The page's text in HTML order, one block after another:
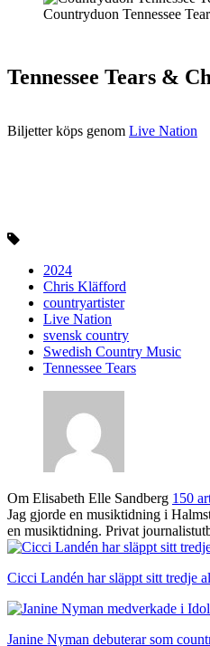
Countryduon Tennessee
Tennessee Tears &
Biljetter köps genom Live Nation
2024
Chris Kläfford
countryartister
Live Nation
svensk country
Swedish Country Music
Tennessee Tears
Om Elisabeth Elle Sandberg 150
Jag gjorde en musiktidning i
en musiktidning. Privat
Cicci Landén har släppt sitt tredje
Janine Nyman debuterar som